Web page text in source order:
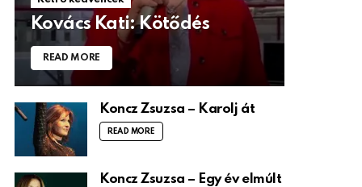
Kovács Kati: Kötődés
READ MORE
Koncz Zsuzsa – Karolj át
READ MORE
Koncz Zsuzsa – Egy év elmúlt